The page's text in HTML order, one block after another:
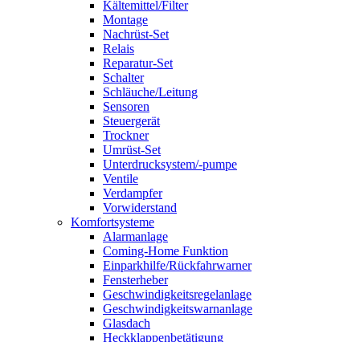
Kältemittel/Filter
Montage
Nachrüst-Set
Relais
Reparatur-Set
Schalter
Schläuche/Leitung
Sensoren
Steuergerät
Trockner
Umrüst-Set
Unterdrucksystem/-pumpe
Ventile
Verdampfer
Vorwiderstand
Komfortsysteme
Alarmanlage
Coming-Home Funktion
Einparkhilfe/Rückfahrwarner
Fensterheber
Geschwindigkeitsregelanlage
Geschwindigkeitswarnanlage
Glasdach
Heckklappenbetätigung